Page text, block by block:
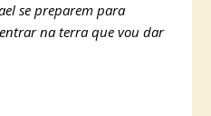
se preparem para
na terra que vou dar